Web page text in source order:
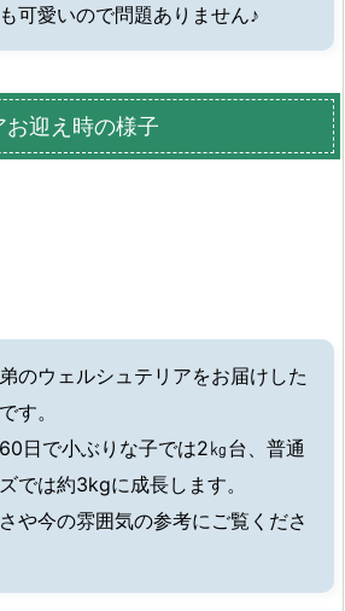
可愛いので問題ありません♪
お迎え時の様子
のウェルシュテリアをお届けした
す。
日で小ぶりな子では2㎏台、普通
では約3kgに成長します。
や今の雰囲気の参考にご覧くださ